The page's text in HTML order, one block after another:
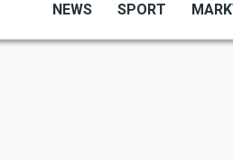
NEWS SPORT